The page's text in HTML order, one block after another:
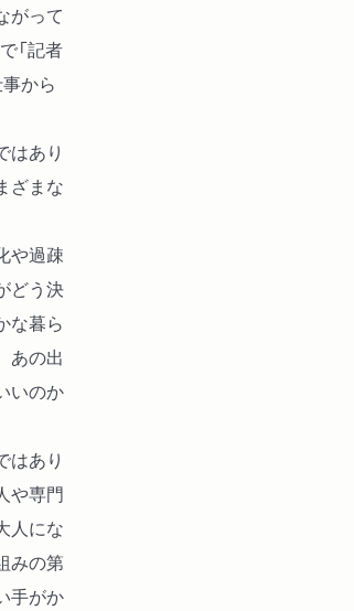
がって
「記者
から
はあり
ざまな
や過疎
どう決
な暮ら
あの出
いのか
はあり
や専門
人にな
みの第
手がか